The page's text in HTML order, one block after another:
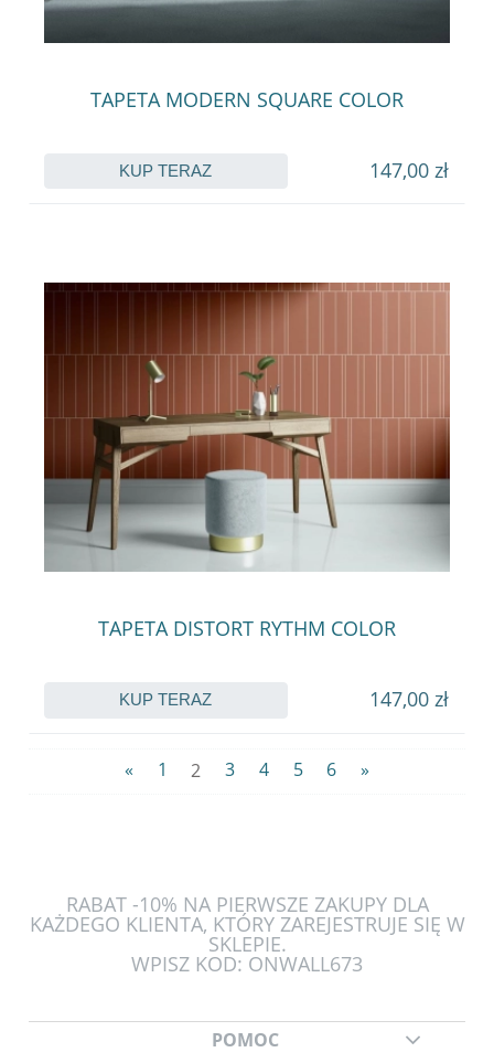
TAPETA MODERN SQUARE COLOR
147,00 zł
KUP TERAZ
TAPETA DISTORT RYTHM COLOR
147,00 zł
KUP TERAZ
« 1 2 3 4 5 6 »
RABAT -10% NA PIERWSZE ZAKUPY DLA
KAŻDEGO KLIENTA, KTÓRY ZAREJESTRUJE SIĘ W
SKLEPIE.
WPISZ KOD: ONWALL673
POMOC